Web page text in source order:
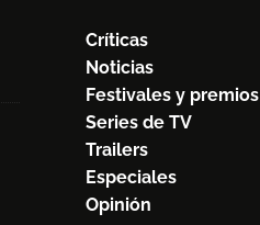
Críticas
Noticias
Festivales y premios
Series de TV
Trailers
Especiales
Opinión